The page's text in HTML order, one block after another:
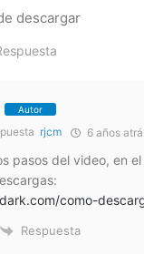
descargar
Autor
rjcm 6 años
pasos del video, en
como-
Respuesta